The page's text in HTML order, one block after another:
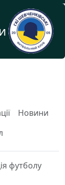
Новини
футболу